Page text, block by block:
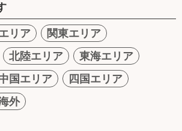
リア
関東エリア
北陸エリア
東海エリア
国エリア
四国エリア
外